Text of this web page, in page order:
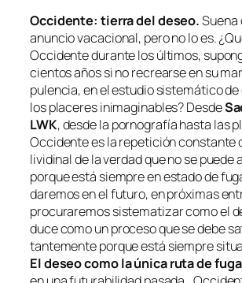
Occidente: tie­rra del de­seo.Suena
anun­cio va­ca­cio­nal, pe­ro no lo es.
Occidente du­ran­te los úl­ti­mos,
cien­tos años si no re­crear­se en su
pu­len­cia, en el es­tu­dio sis­te­má­ti­co de
los pla­ce­res inima­gi­na­bles? Desde
LWK, des­de la por­no­gra­fía has­ta las
Occidente es la re­pe­ti­ción cons­tan­te
li­vi­di­nal de la ver­dad que no se pue­de
por­que es­tá siem­pre en es­ta­do de
da­re­mos en el fu­tu­ro, en pró­xi­mas
pro­cu­ra­re­mos sis­te­ma­ti­zar co­mo el
du­ce co­mo un pro­ce­so que se de­be
tan­te­men­te por­que es­tá siem­pre
El de­seo co­mo la úni­ca ru­ta de